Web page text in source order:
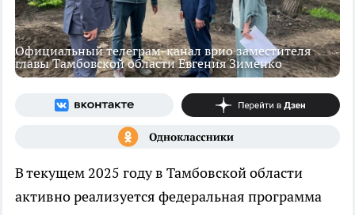
Официальный телеграм-канал врио заместителя
главы Тамбовской области Евгения Зименко
В текущем 2025 году в Тамбовской области
активно реализуется федеральная программа